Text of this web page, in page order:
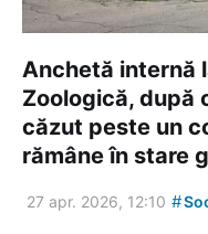
Anchetă internă
Zoologică, după
căzut peste un
rămâne în stare
27 apr. 2026, 12:10 #